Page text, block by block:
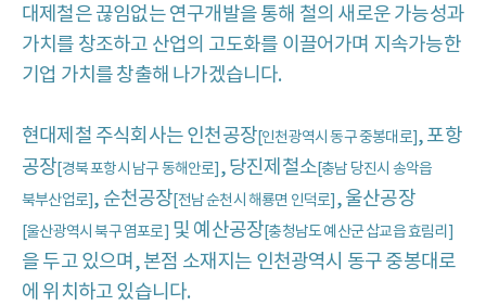
대제철은 끊임없는 연구개발을 통해 철의 새로운 가능성과
가치를 창조하고 산업의 고도화를 이끌어가며 지속가능한
기업 가치를 창출해 나가겠습니다.
현대제철 주식회사는 인천공장[인천광역시 동구 중봉대로], 포항
공장[경북 포항시 남구 동해안로], 당진제철소[충남 당진시 송악읍
북부산업로], 순천공장[전남 순천시 해룡면 인덕로], 울산공장
[울산광역시 북구 염포로] 및 예산공장[충청남도 예산군 삽교읍 효림리]
을 두고 있으며, 본점 소재지는 인천광역시 동구 중봉대로
에 위치하고 있습니다.